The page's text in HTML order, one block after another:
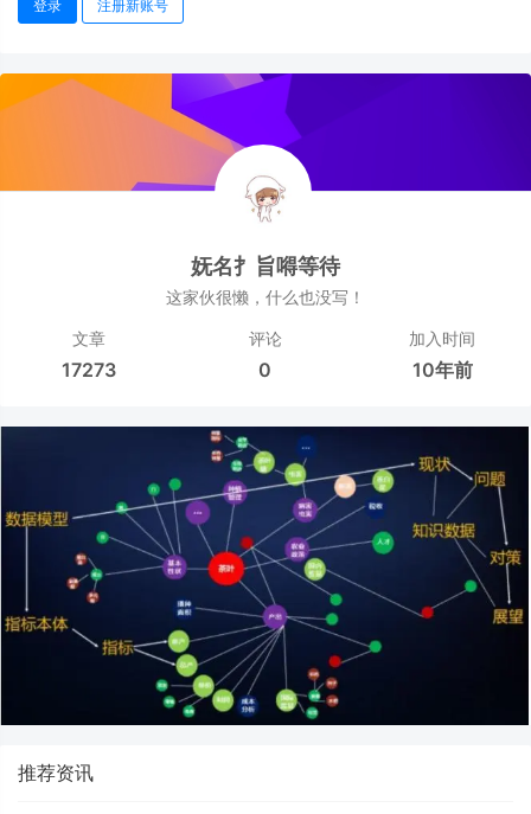
登录 注册新账号
妩名扌旨嘚等待
这家伙很懒，什么也没写！
文章
17273
评论
0
加入时间
10年前
推荐资讯